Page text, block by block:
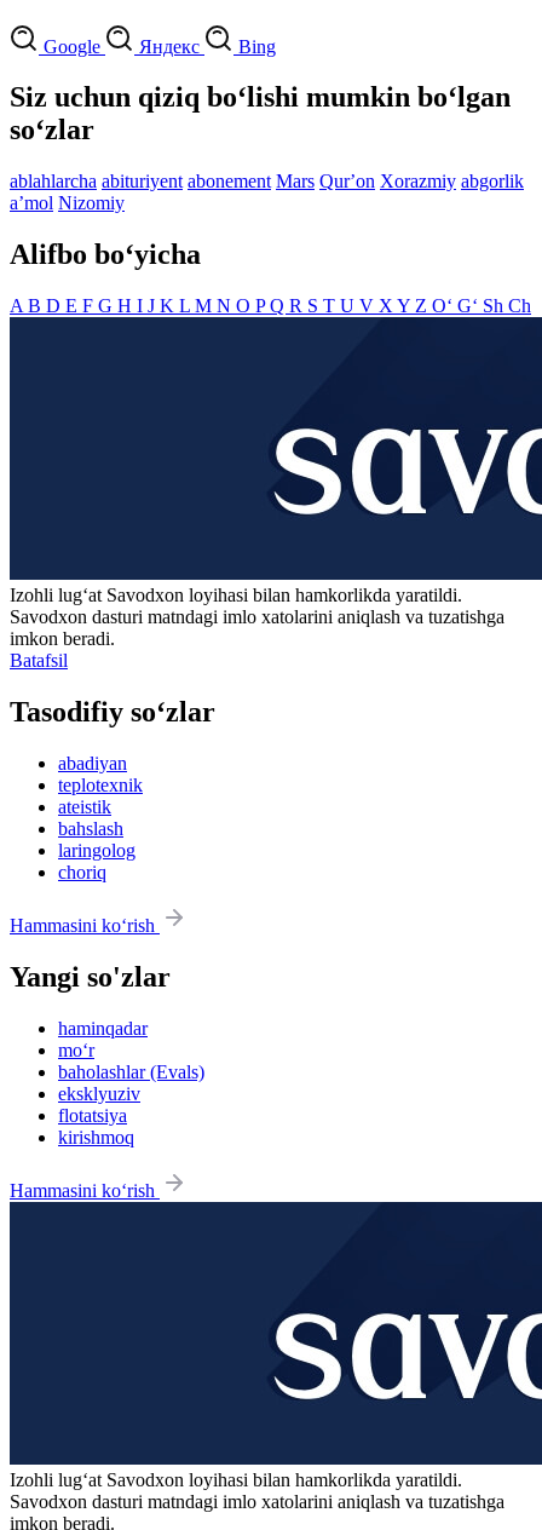
Google Яндекс Bing
Siz uchun qiziq bo‘lishi mumkin bo‘lgan
so‘zlar
ablahlarcha abituriyent abonement Mars Qurʼon Xorazmiy abgorlik
aʼmol Nizomiy
Alifbo bo‘yicha
A B D E F G H I J K L M N O PQ R S T U V X Y Z O‘ G‘ Sh Ch
Izohli lugʻat Savodxon loyihasi bilan hamkorlikda yaratildi.
Savodxon dasturi matndagi imlo xatolarini aniqlash va tuzatishga
imkon beradi.
Batafsil
Tasodifiy so‘zlar
abadiyan
teplotexnik
ateistik
bahslash
laringolog
choriq
Hammasini ko‘rish
Yangi so'zlar
haminqadar
mo‘r
baholashlar (Evals)
eksklyuziv
flotatsiya
kirishmoq
Hammasini ko‘rish
Izohli lugʻat Savodxon loyihasi bilan hamkorlikda yaratildi.
Savodxon dasturi matndagi imlo xatolarini aniqlash va tuzatishga
imkon beradi.